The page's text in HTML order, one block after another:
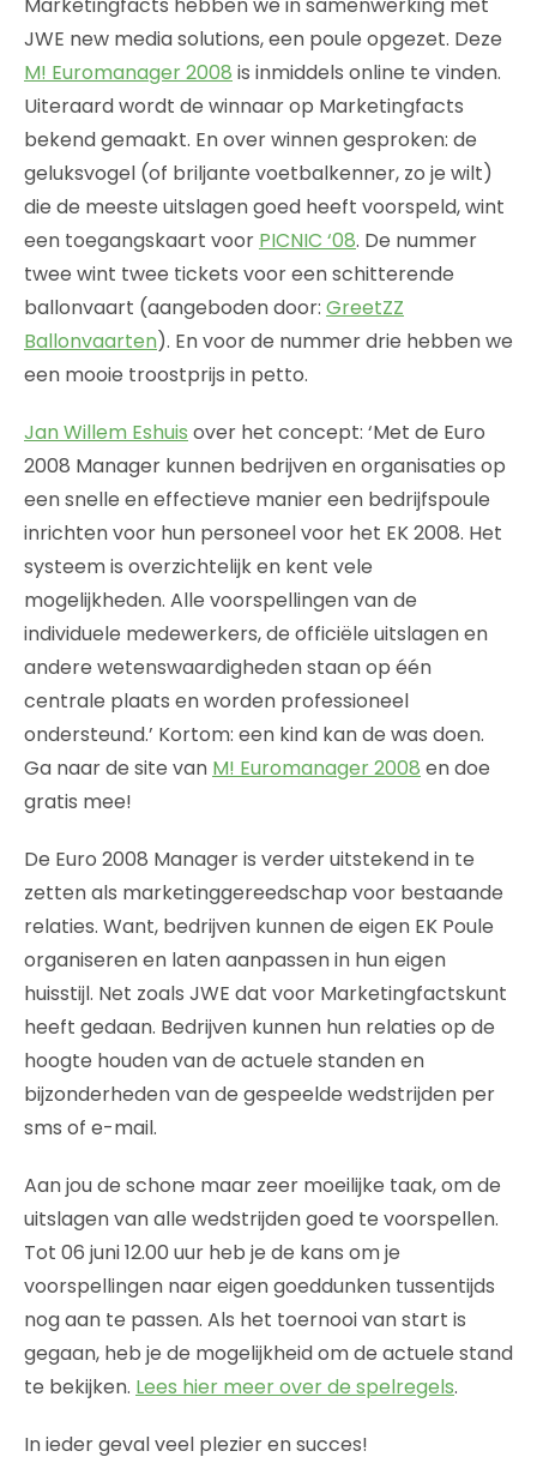
JWE new media solutions, een poule opgezet. Deze
M! Euromanager 2008 is inmiddels online te vinden.
Uiteraard wordt de winnaar op Marketingfacts
bekend gemaakt. En over winnen gesproken: de
geluksvogel (of briljante voetbalkenner, zo je wilt)
die de meeste uitslagen goed heeft voorspeld, wint
een toegangskaart voor PICNIC ‘08. De nummer
twee wint twee tickets voor een schitterende
ballonvaart (aangeboden door: GreetZZ
Ballonvaarten). En voor de nummer drie hebben we
een mooie troostprijs in petto.
Jan Willem Eshuis over het concept: ‘Met de Euro
2008 Manager kunnen bedrijven en organisaties op
een snelle en effectieve manier een bedrijfspoule
inrichten voor hun personeel voor het EK 2008. Het
systeem is overzichtelijk en kent vele
mogelijkheden. Alle voorspellingen van de
individuele medewerkers, de officiële uitslagen en
andere wetenswaardigheden staan op één
centrale plaats en worden professioneel
ondersteund.’ Kortom: een kind kan de was doen.
Ga naar de site van M! Euromanager 2008 en doe
gratis mee!
De Euro 2008 Manager is verder uitstekend in te
zetten als marketinggereedschap voor bestaande
relaties. Want, bedrijven kunnen de eigen EK Poule
organiseren en laten aanpassen in hun eigen
huisstijl. Net zoals JWE dat voor Marketingfactskunt
heeft gedaan. Bedrijven kunnen hun relaties op de
hoogte houden van de actuele standen en
bijzonderheden van de gespeelde wedstrijden per
sms of e-mail.
Aan jou de schone maar zeer moeilijke taak, om de
uitslagen van alle wedstrijden goed te voorspellen.
Tot 06 juni 12.00 uur heb je de kans om je
voorspellingen naar eigen goeddunken tussentijds
nog aan te passen. Als het toernooi van start is
gegaan, heb je de mogelijkheid om de actuele stand
te bekijken. Lees hier meer over de spelregels.
In ieder geval veel plezier en succes!